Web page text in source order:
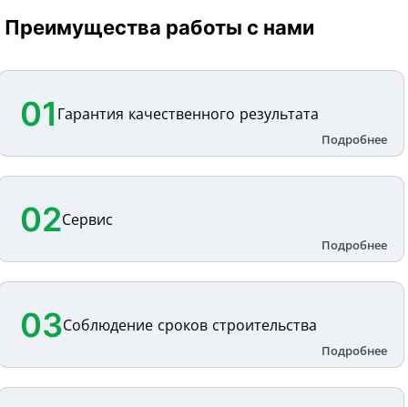
Преимущества работы с нами
01 Гарантия качественного результата
02Сервис
03Соблюдение сроков строительства